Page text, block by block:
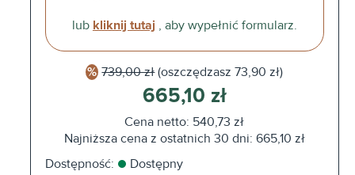
lub kliknij tutaj , aby wypełnić formularz.
739,00 zł (oszczędzasz 73,90 zł)
665,10 zł
Cena netto: 540,73 zł
Najniższa cena z ostatnich 30 dni: 665,10 zł
Dostępność:
Dostępny